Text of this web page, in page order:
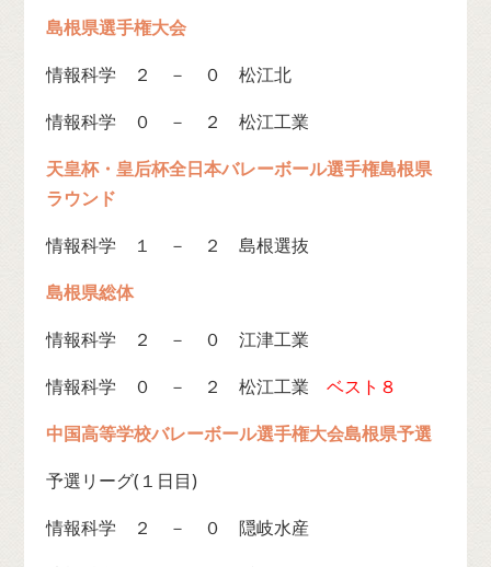
島根県選手権大会
情報科学 ２ － ０ 松江北
情報科学 ０ － ２ 松江工業
天皇杯・皇后杯全日本バレーボール選手権島根県
ラウンド
情報科学 １ － ２ 島根選抜
島根県総体
情報科学 ２ － ０ 江津工業
情報科学 ０ － ２ 松江工業ベスト８
中国高等学校バレーボール選手権大会島根県予選
予選リーグ(１日目)
情報科学 ２ － ０ 隠岐水産